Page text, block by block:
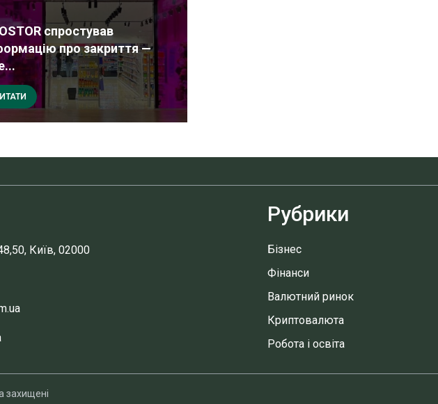
спростував
про закриття —
Київ, 02000
Рубрики
Бізнес
Фінанси
Валютний ринок
Криптовалюта
Робота і освіта
захищені